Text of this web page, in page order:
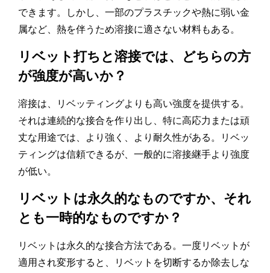
できます。しかし、一部のプラスチックや熱に弱い金
属など、熱を伴うため溶接に適さない材料もある。
リベット打ちと溶接では、どちらの方
が強度が高いか？
溶接は、リベッティングよりも高い強度を提供する。
それは連続的な接合を作り出し、特に高応力または頑
丈な用途では、より強く、より耐久性がある。リベッ
ティングは信頼できるが、一般的に溶接継手より強度
が低い。
リベットは永久的なものですか、それ
とも一時的なものですか？
リベットは永久的な接合方法である。一度リベットが
適用され変形すると、リベットを切断するか除去しな